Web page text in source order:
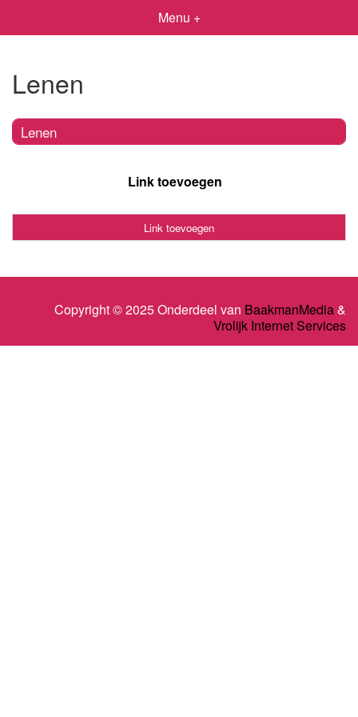
Menu +
Lenen
Lenen
Link toevoegen
Link toevoegen
Copyright © 2025 Onderdeel van BaakmanMedia&
Vrolijk Internet Services